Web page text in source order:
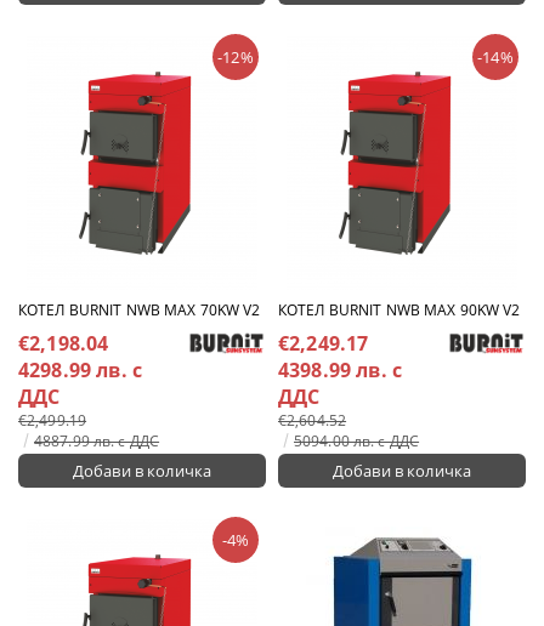
КОТЕЛ BURNIT NWB MAX 70KW V2
-12%
€2,198.04
4298.99 лв. с
ДДС
€2,499.19
4887.99 лв. с ДДС
КОТЕЛ BURNIT NWB MAX 90KW V2
-14%
€2,249.17
4398.99 лв. с
ДДС
€2,604.52
5094.00 лв. с ДДС
-4%